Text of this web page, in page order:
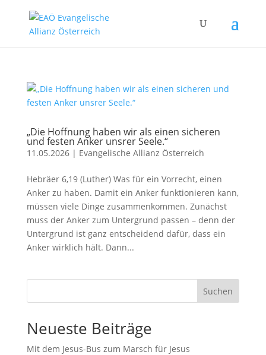
„Die Hoffnung haben wir als einen sicheren
und festen Anker unsrer Seele.“
11.05.2026| Evangelische Allianz Österreich
Hebräer 6,19 (Luther) Was für ein Vorrecht, einen
Anker zu haben. Damit ein Anker funktionieren kann,
müssen viele Dinge zusammenkommen. Zunächst
muss der Anker zum Untergrund passen – denn der
Untergrund ist ganz entscheidend dafür, dass ein
Anker wirklich hält. Dann...
Suchen
Neueste Beiträge
Mit dem Jesus-Bus zum Marsch für Jesus